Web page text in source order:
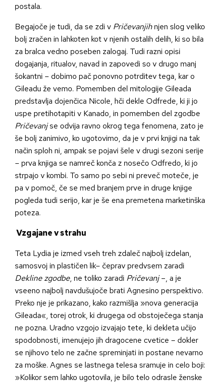
postala.
Begajoče je tudi, da se zdi v Pričevanjihnjen slog veliko
bolj zračen in lahkoten kot v njenih ostalih delih, ki so bila
za bralca vedno poseben zalogaj. Tudi razni opisi
dogajanja, ritualov, navad in zapovedi so v drugo manj
šokantni – dobimo pač ponovno potrditev tega, kar o
Gileadu že vemo. Pomemben del mitologije Gileada
predstavlja dojenčica Nicole, hči dekle Odfrede, ki ji jo
uspe pretihotapiti v Kanado, in pomemben del zgodbe
Pričevanjse odvija ravno okrog tega fenomena, zato je
še bolj zanimivo, ko ugotovimo, da je v prvi knjigi na tak
način sploh ni, ampak se pojavi šele v drugi sezoni serije
– prva knjiga se namreč konča z nosečo Odfredo, ki jo
strpajo v kombi. To samo po sebi ni preveč moteče, je
pa v pomoč, če se med branjem prve in druge knjige
pogleda tudi serijo, kar je še ena premetena marketinška
poteza.
Vzgajane v strahu
Teta Lydia je izmed vseh treh zdaleč najbolj izdelan,
samosvoj in plastičen lik– čeprav predvsem zaradi
Dekline zgodbe, ne toliko zaradi Pričevanj–, a je
vseeno najbolj navdušujoče brati Agnesino perspektivo.
Preko nje je prikazano, kako razmišlja »nova generacija
Gileada«, torej otrok, ki drugega od obstoječega stanja
ne pozna. Uradno vzgojo izvajajo tete, ki dekleta učijo
spodobnosti, imenujejo jih dragocene cvetice – dokler
se njihovo telo ne začne spreminjati in postane nevarno
za moške. Agnes se lastnega telesa sramuje in celo boji:
»Kolikor sem lahko ugotovila, je bilo telo odrasle ženske